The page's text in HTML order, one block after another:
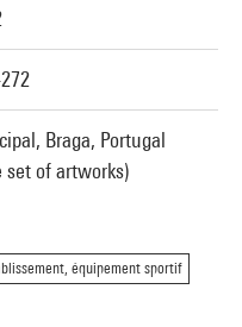
Braga, Portugal
set of artworks)
équipement sportif